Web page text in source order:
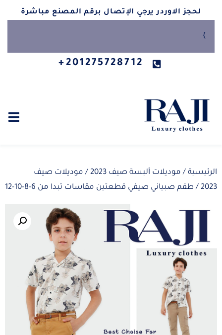
لحجز الاوردر يرجي الإتصال برقم المصنع مباشرة
}
201275728712+
الرئيسية / موديلات ألبسة صيف 2023 / موديلات صيف
2023 / طقم صبياني صيفي قطعتين مقاسات تبدا من 6-8-10-12